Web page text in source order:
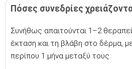
Πόσες συνεδρίες
Συνήθως απαιτούνται 1–2
έκταση και τη βλάβη στο δέρμα,
περίπου 1 μήνα μεταξύ τους.